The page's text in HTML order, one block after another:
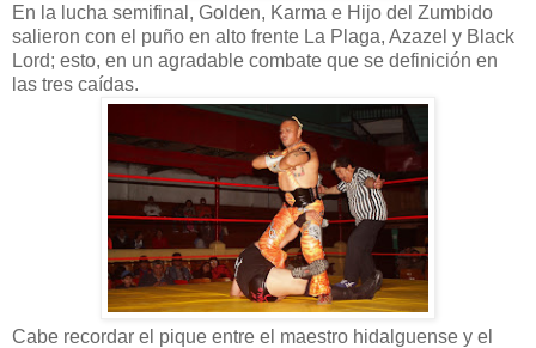
En la lucha semifinal, Golden, Karma e Hijo del Zumbido
salieron con el puño en alto frente La Plaga, Azazel y Black
Lord; esto, en un agradable combate que se definición en
las tres caídas.
Cabe recordar el pique entre el maestro hidalguense y el